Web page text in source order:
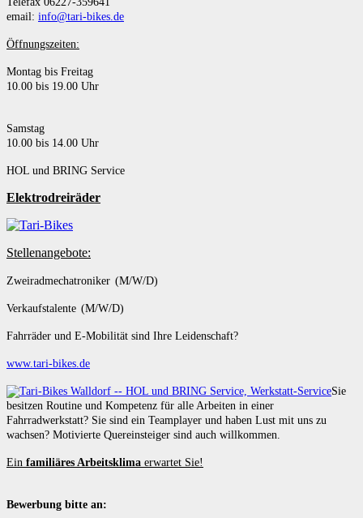
email: info@tari-bikes.de
Öffnungszeiten:
Montag bis Freitag
10.00 bis 19.00 Uhr
Samstag
10.00 bis 14.00 Uhr
HOL und BRING Service
Elektrodreiräder
Stellenangebote:
Zweiradmechatroniker (M/W/D)
Verkaufstalente (M/W/D)
Fahrräder und E-Mobilität sind Ihre Leidenschaft?
www.tari-bikes.de
Sie
besitzen Routine und Kompetenz für alle Arbeiten in einer
Fahrradwerkstatt? Sie sind ein Teamplayer und haben Lust mit uns zu
wachsen? Motivierte Quereinsteiger sind auch willkommen.
Ein familiäres Arbeitsklima erwartet Sie!
Bewerbung bitte an: